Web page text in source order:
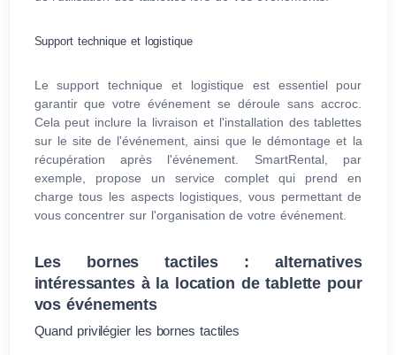
Support technique et logistique
Le support technique et logistique est essentiel pour
garantir que votre événement se déroule sans accroc.
Cela peut inclure la livraison et l'installation des tablettes
sur le site de l'événement, ainsi que le démontage et la
récupération après l'événement. SmartRental, par
exemple, propose un service complet qui prend en
charge tous les aspects logistiques, vous permettant de
vous concentrer sur l'organisation de votre événement.
Les bornes tactiles : alternatives
intéressantes à la location de tablette pour
vos événements
Quand privilégier les bornes tactiles